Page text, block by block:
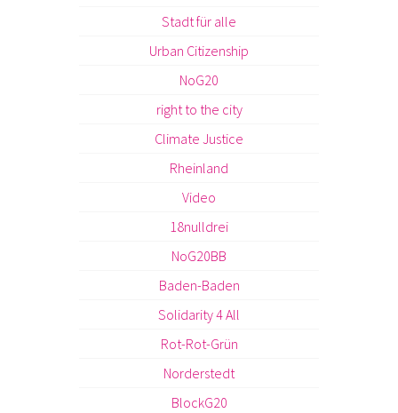
Stadt für alle
Urban Citizenship
NoG20
right to the city
Climate Justice
Rheinland
Video
18nulldrei
NoG20BB
Baden-Baden
Solidarity 4 All
Rot-Rot-Grün
Norderstedt
BlockG20